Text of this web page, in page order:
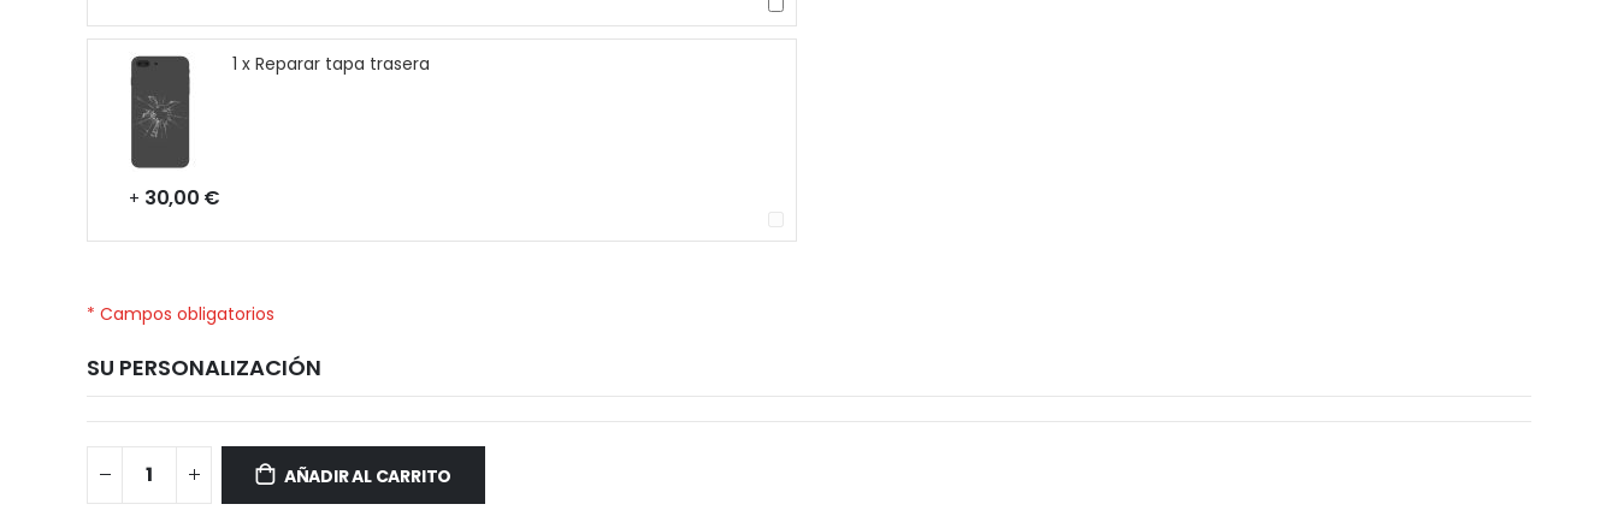
1 x Reparar tapa trasera
+ 30,00 €
* Campos obligatorios
SU PERSONALIZACIÓN
AÑADIR AL CARRITO